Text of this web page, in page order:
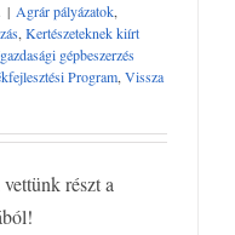
| Agrár pályázatok
Kertészeteknek kiírt
gépbeszerzés
Program Vissza
részt a